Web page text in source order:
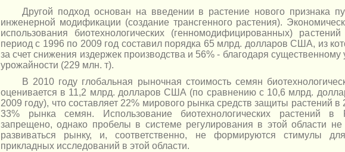
Другой подход основан на введении в растение нового признака
инженерной модификации (создание трансгенного растения).
использования биотехнологических (генномодифицированных)
период с 1996 по 2009 год составил порядка 65 млрд. долларов США, из
за счет снижения издержек производства и 56% - благодаря
урожайности (229 млн. т).
В 2010 году глобальная рыночная стоимость семян
оценивается в 11,2 млрд. долларов США (по сравнению с 10,6 млрд.
2009 году), что составляет 22% мирового рынка средств защиты растений в
33% рынка семян. Использование биотехнологических растений в
запрещено, однако пробелы в системе регулирования в этой области не
развиваться рынку, и, соответственно, не формируются стимулы
прикладных исследований в этой области.